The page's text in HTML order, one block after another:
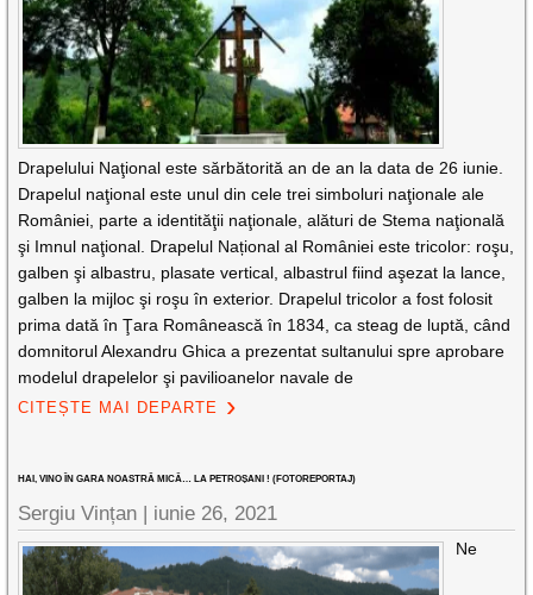
Drapelului Naţional este sărbătorită an de an la data de 26 iunie.
Drapelul naţional este unul din cele trei simboluri naţionale ale
României, parte a identităţii naţionale, alături de Stema naţională
şi Imnul naţional. Drapelul Național al României este tricolor: roşu,
galben şi albastru, plasate vertical, albastrul fiind aşezat la lance,
galben la mijloc şi roşu în exterior. Drapelul tricolor a fost folosit
prima dată în Ţara Românească în 1834, ca steag de luptă, când
domnitorul Alexandru Ghica a prezentat sultanului spre aprobare
modelul drapelelor şi pavilioanelor navale de
CITEȘTE MAI DEPARTE
HAI, VINO ÎN GARA NOASTRĂ MICĂ… LA PETROȘANI ! (FOTOREPORTAJ)
Sergiu Vințan | iunie 26, 2021
Ne